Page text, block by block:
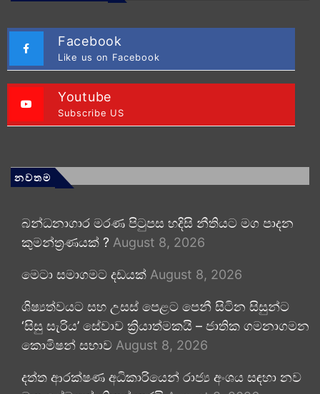
Facebook
Like us on Facebook
Youtube
Subscribe US
නවතම
බන්ධනාගාර මරණ පිටුපස හදිසි නීතියට මග පාදන
කුමන්ත්‍රණයක් ? August 8, 2026
මෙටා සමාගමට දඩයක් August 8, 2026
ශිෂ්‍යත්වයට සහ උසස් පෙළට පෙනී සිටින සිසුන්ට
‘සිසු සැරිය’ සේවාව ක්‍රියාත්මකයි – ජාතික ගමනාගමන
කොමිෂන් සභාව August 8, 2026
දත්ත ආරක්ෂණ අධිකාරියෙන් රාජ්‍ය අංශය සඳහා නව